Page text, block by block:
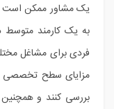
یک مشاور ممکن است
به یک کارمند متوسط
فردی برای مشاغل
مزایای سطح تخصصی
بررسی کنند و همچنین